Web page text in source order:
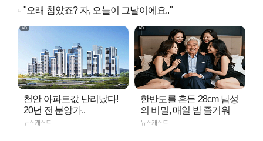
"오래 참았죠? 자, 오늘이 그날이에요.."
천안 아파트값 난리났다!
20년 전 분양가..
뉴스캐스트
한반도를 흔든 28cm 남성
의 비밀, 매일 밤 즐거워
뉴스캐스트